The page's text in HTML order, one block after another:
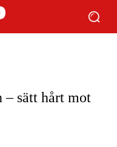
– sätt hårt mot